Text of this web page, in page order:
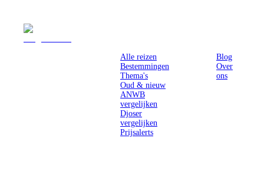
Alle reizen
Bestemmingen
Thema's
Oud & nieuw
ANWB
vergelijken
Djoser
vergelijken
Prijsalerts
Blog
Over
ons